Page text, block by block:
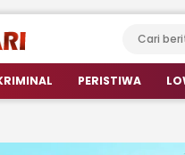
PERISTIWA